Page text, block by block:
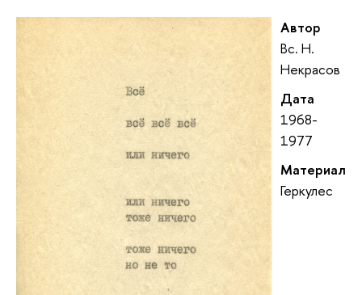
Автор
Вс. Н.
Некрасов
Дата
1968-
1977
Материал
Геркулес